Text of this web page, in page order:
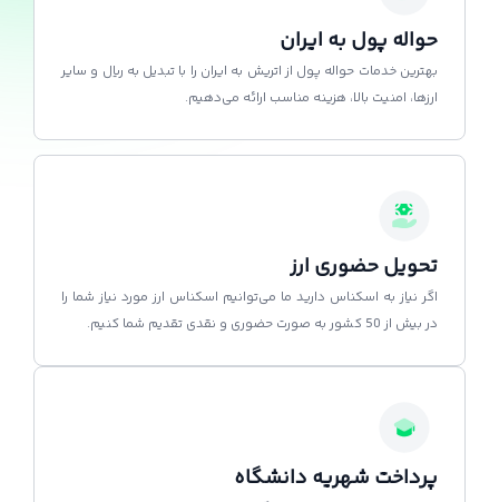
حواله پول به ایران
بهترین خدمات حواله پول از اتریش به ایران را با تبدیل به ریال و سایر
ارزها، امنیت بالا، هزینه مناسب ارائه می‌دهیم.
تحویل حضوری ارز
اگر نیاز به اسکناس دارید ما می‌توانیم اسکناس ارز مورد نیاز شما را
در بیش از 50 کشور به صورت حضوری و نقدی تقدیم شما کنیم.
پرداخت شهریه دانشگاه